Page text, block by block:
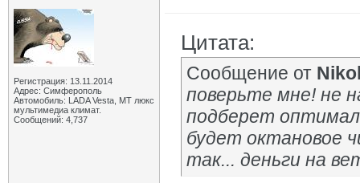
Регистрация: 13.11.2014
Адрес: Симферополь
Автомобиль: LADA Vesta, МТ люкс
мультимедиа климат.
Сообщений: 4,737
Цитата:
Сообщение от
поверьте мне! не
подберет
будет октановое
так... деньги на